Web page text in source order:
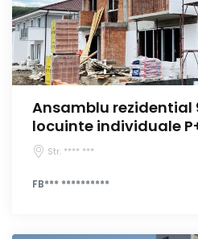
Ansamblu rezidential
locuinte individuale
Str. **** ***
FB*** **********